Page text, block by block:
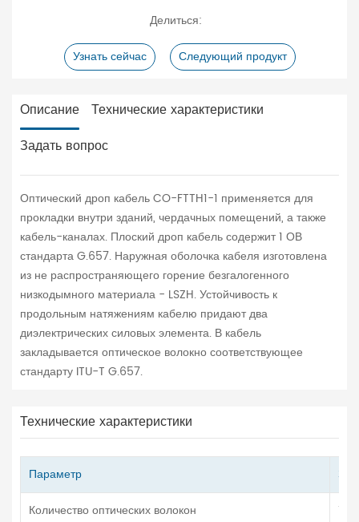
Делиться:
Узнать сейчас
Следующий продукт
Описание Технические характеристики
Задать вопрос
Оптический дроп кабель CO-FTTH1-1 применяется для
прокладки внутри зданий, чердачных помещений, а также
кабель-каналах. Плоский дроп кабель содержит 1 ОВ
стандарта G.657. Наружная оболочка кабеля изготовлена
из не распространяющего горение безгалогенного
низкодымного материала - LSZH. Устойчивость к
продольным натяжениям кабелю придают два
диэлектрических силовых элемента. В кабель
закладывается оптическое волокно соответствующее
стандарту ITU-T G.657.
Технические характеристики
Параметр
Количество оптических волокон
1